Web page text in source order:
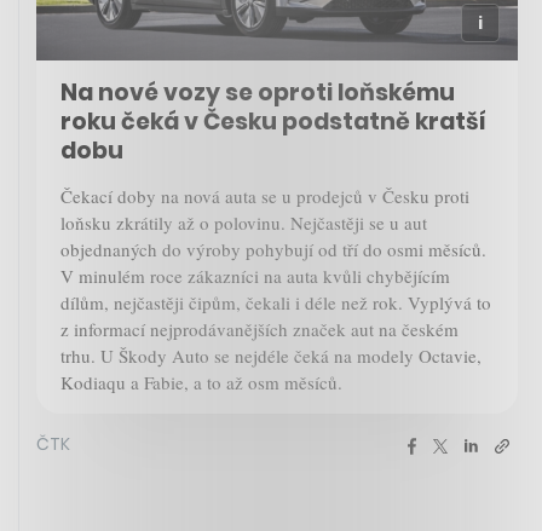
Na nové vozy se oproti loňskému
roku čeká v Česku podstatně kratší
dobu
Čekací doby na nová auta se u prodejců v Česku proti
loňsku zkrátily až o polovinu. Nejčastěji se u aut
objednaných do výroby pohybují od tří do osmi měsíců.
V minulém roce zákazníci na auta kvůli chybějícím
dílům, nejčastěji čipům, čekali i déle než rok. Vyplývá to
z informací nejprodávanějších značek aut na českém
trhu. U Škody Auto se nejdéle čeká na modely Octavie,
Kodiaqu a Fabie, a to až osm měsíců.
ČTK